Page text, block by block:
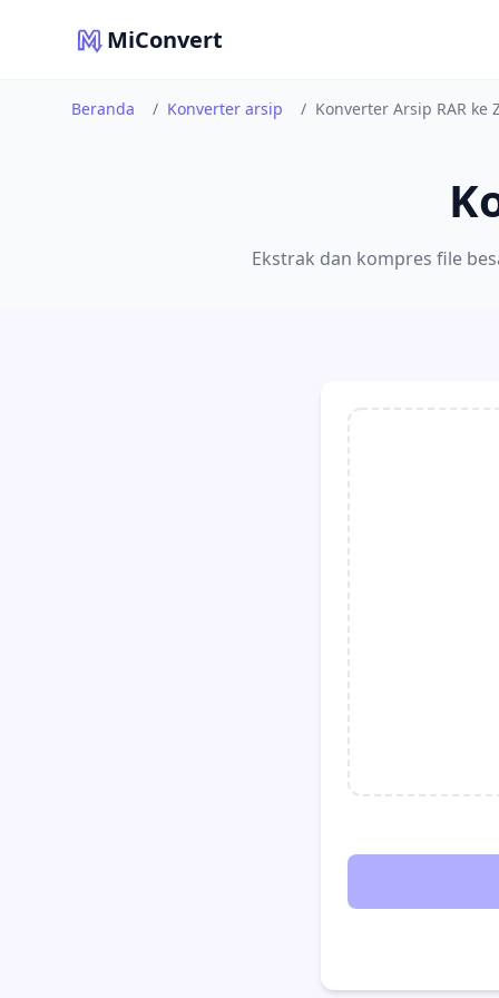
MiConvert
Beranda / Konverter arsip / Konverter Arsip RAR ke
Ekstrak dan kompres file